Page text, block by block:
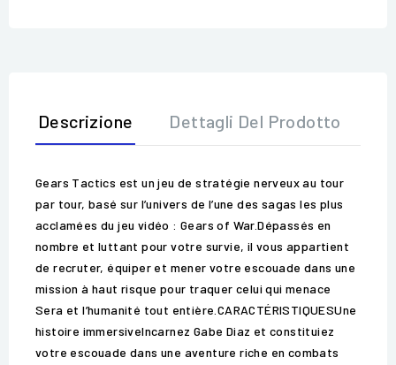
Descrizione Dettagli Del Prodotto
Gears Tactics est un jeu de stratégie nerveux au tour
par tour, basé sur l’univers de l’une des sagas les plus
acclamées du jeu vidéo : Gears of War.Dépassés en
nombre et luttant pour votre survie, il vous appartient
de recruter, équiper et mener votre escouade dans une
mission à haut risque pour traquer celui qui menace
Sera et l’humanité tout entière.CARACTÉRISTIQUESUne
histoire immersiveIncarnez Gabe Diaz et constituiez
votre escouade dans une aventure riche en combats